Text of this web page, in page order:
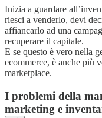
Inizia a guardare
riesci a venderlo, devi
affiancarlo ad una
recuperare il capitale.
E se questo è vero nella
ecommerce, è anche più
marketplace.
I problemi della
marketing e